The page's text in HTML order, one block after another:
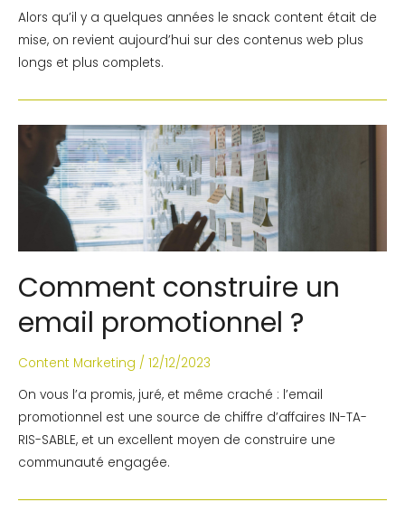
Alors qu’il y a quelques années le snack content était de
mise, on revient aujourd’hui sur des contenus web plus
longs et plus complets.
Comment construire un
email promotionnel ?
Content Marketing / 12/12/2023
On vous l’a promis, juré, et même craché : l’email
promotionnel est une source de chiffre d’affaires IN-TA-
RIS-SABLE, et un excellent moyen de construire une
communauté engagée.